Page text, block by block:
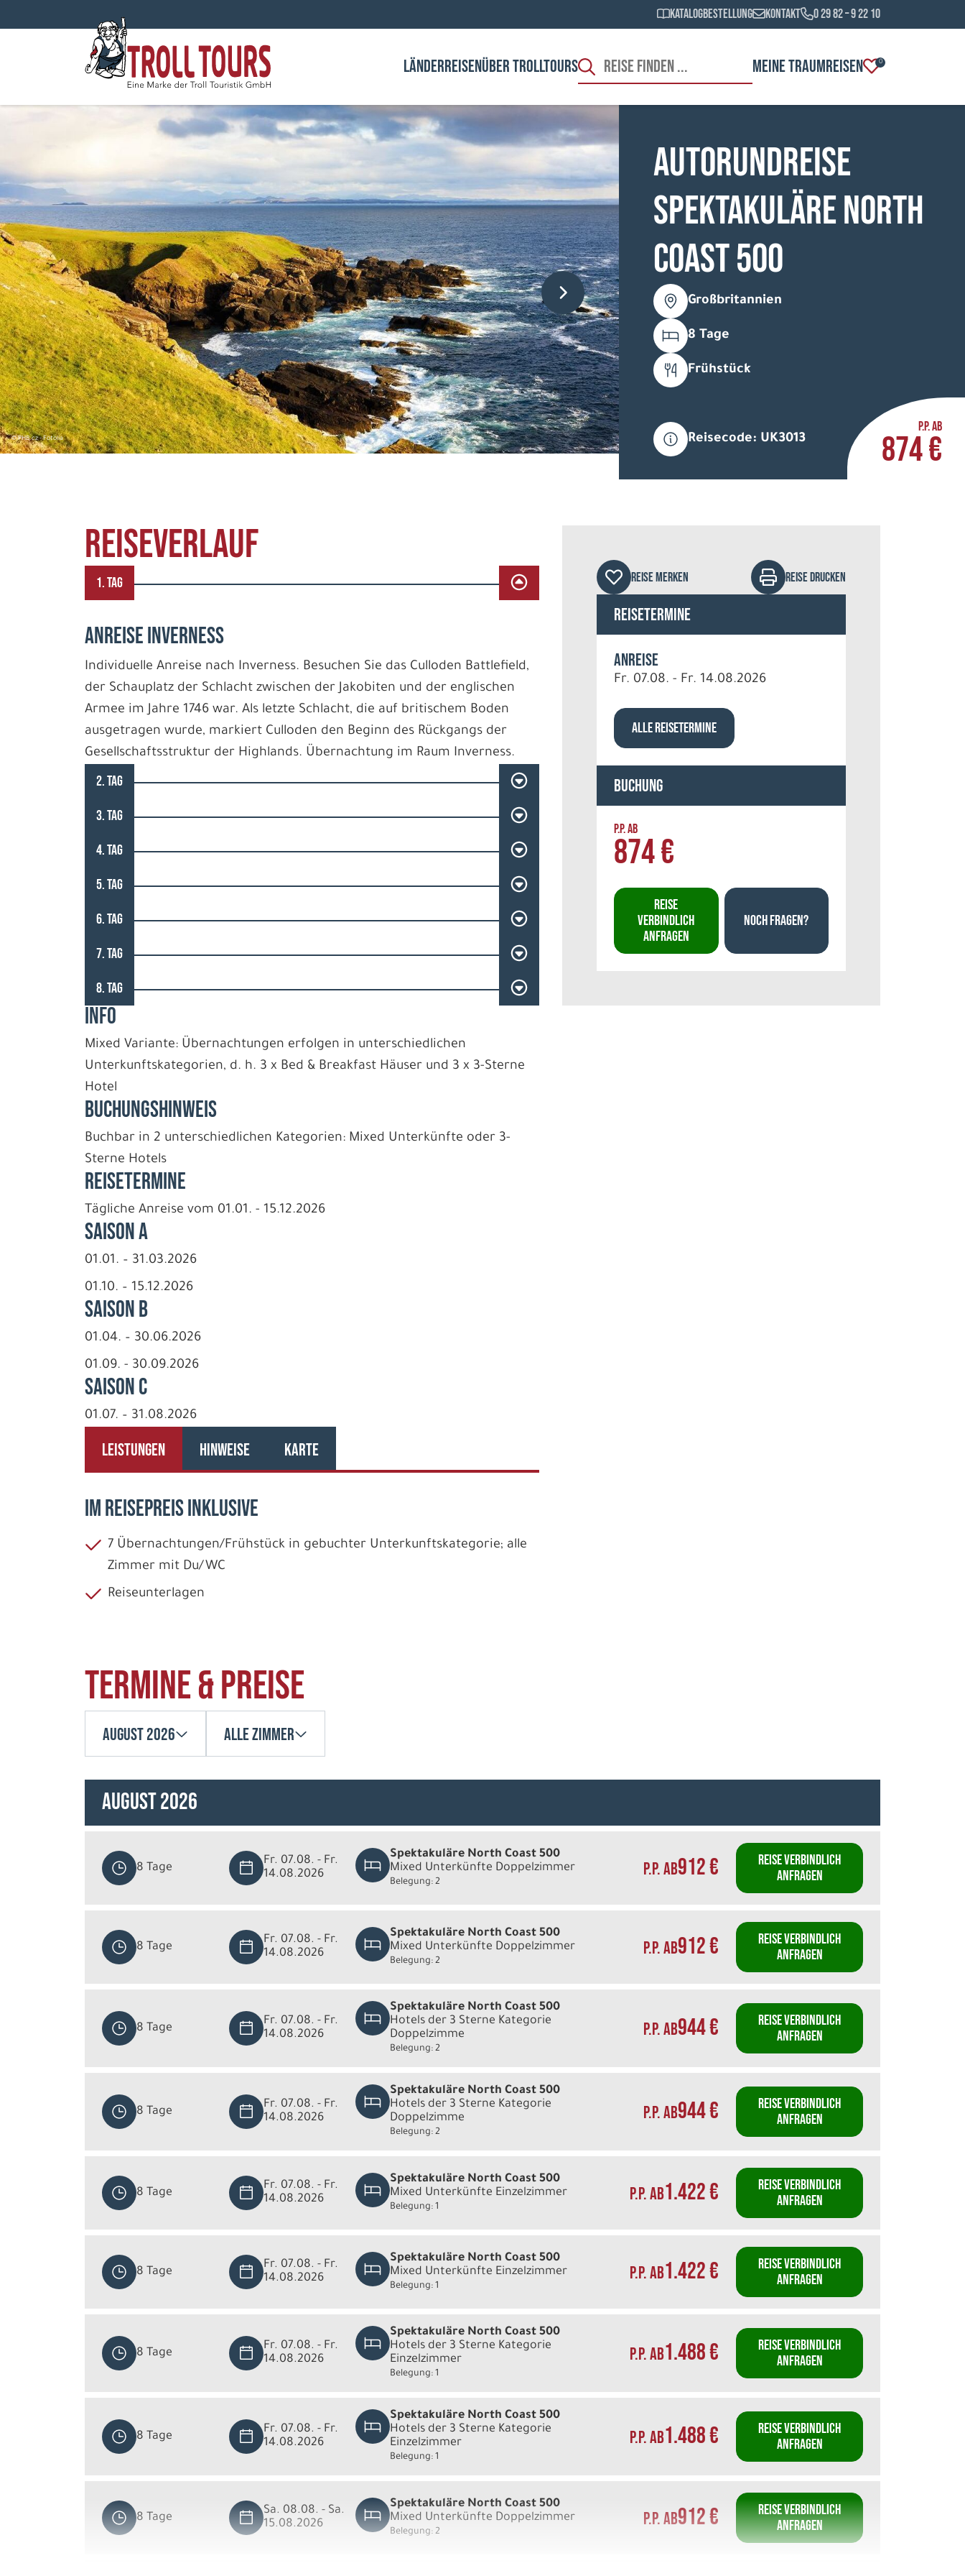
Katalogbestellung Kontakt 0 29 82 – 9 22 10
LÄNDERREISENÜBER TROLLTOURS MEINE TRAUMREISEN 0
© PHB.cz - Fotolia © Hans-Martin Goede - stock.adobe.com
Autorundreise
Spektakuläre North
Coast 500
Großbritannien
8 Tage
Frühstück
Reisecode: UK3013
P.P. AB
874 €
REISEVERLAUF
1. TAG
ANREISE INVERNESS
Individuelle Anreise nach Inverness. Besuchen Sie das Culloden Battlefield,
der Schauplatz der Schlacht zwischen der Jakobiten und der englischen
Armee im Jahre 1746 war. Als letzte Schlacht, die auf britischem Boden
ausgetragen wurde, markiert Culloden den Beginn des Rückgangs der
Gesellschaftsstruktur der Highlands. Übernachtung im Raum Inverness.
2. TAG
3. TAG
4. TAG
5. TAG
6. TAG
7. TAG
8. TAG
INFO
Mixed Variante: Übernachtungen erfolgen in unterschiedlichen
Unterkunftskategorien, d. h. 3 x Bed & Breakfast Häuser und 3 x 3-Sterne
Hotel
BUCHUNGSHINWEIS
Buchbar in 2 unterschiedlichen Kategorien: Mixed Unterkünfte oder 3-
Sterne Hotels
REISETERMINE
Tägliche Anreise vom 01.01. - 15.12.2026
Saison A
01.01. – 31.03.2026
01.10. – 15.12.2026
Saison B
01.04. – 30.06.2026
01.09. - 30.09.2026
Saison C
01.07. – 31.08.2026
LEISTUNGEN HINWEISE KARTE
IM REISEPREIS INKLUSIVE
7 Übernachtungen/Frühstück in gebuchter Unterkunftskategorie; alle
Zimmer mit Du/WC
Reiseunterlagen
REISE MERKEN REISE DRUCKEN
Reisetermine
Anreise
Fr. 07.08. - Fr. 14.08.2026
ALLE REISETERMINE
Buchung
P.P. AB
874 €
REISE
VERBINDLICH
ANFRAGEN
NOCH FRAGEN?
Termine & Preise
August 2026 Alle Zimmer
August 2026
8 Tage
Fr. 07.08. - Fr.
14.08.2026
Spektakuläre North Coast 500
Mixed Unterkünfte Doppelzimmer
Belegung: 2
P.P. AB912 €
REISE VERBINDLICH
ANFRAGEN
8 Tage
Fr. 07.08. - Fr.
14.08.2026
Spektakuläre North Coast 500
Mixed Unterkünfte Doppelzimmer
Belegung: 2
P.P. AB912 €
REISE VERBINDLICH
ANFRAGEN
8 Tage
Fr. 07.08. - Fr.
14.08.2026
Spektakuläre North Coast 500
Hotels der 3 Sterne Kategorie
Doppelzimme
Belegung: 2
P.P. AB944 €
REISE VERBINDLICH
ANFRAGEN
8 Tage
Fr. 07.08. - Fr.
14.08.2026
Spektakuläre North Coast 500
Hotels der 3 Sterne Kategorie
Doppelzimme
Belegung: 2
P.P. AB944 €
REISE VERBINDLICH
ANFRAGEN
8 Tage
Fr. 07.08. - Fr.
14.08.2026
Spektakuläre North Coast 500
Mixed Unterkünfte Einzelzimmer
Belegung: 1
P.P. AB1.422 €
REISE VERBINDLICH
ANFRAGEN
8 Tage
Fr. 07.08. - Fr.
14.08.2026
Spektakuläre North Coast 500
Mixed Unterkünfte Einzelzimmer
Belegung: 1
P.P. AB1.422 €
REISE VERBINDLICH
ANFRAGEN
8 Tage
Fr. 07.08. - Fr.
14.08.2026
Spektakuläre North Coast 500
Hotels der 3 Sterne Kategorie
Einzelzimmer
Belegung: 1
P.P. AB1.488 €
REISE VERBINDLICH
ANFRAGEN
8 Tage
Fr. 07.08. - Fr.
14.08.2026
Spektakuläre North Coast 500
Hotels der 3 Sterne Kategorie
Einzelzimmer
Belegung: 1
P.P. AB1.488 €
REISE VERBINDLICH
ANFRAGEN
8 Tage
Sa. 08.08. - Sa.
15.08.2026
Spektakuläre North Coast 500
Mixed Unterkünfte Doppelzimmer
Belegung: 2
P.P. AB912 €
REISE VERBINDLICH
ANFRAGEN